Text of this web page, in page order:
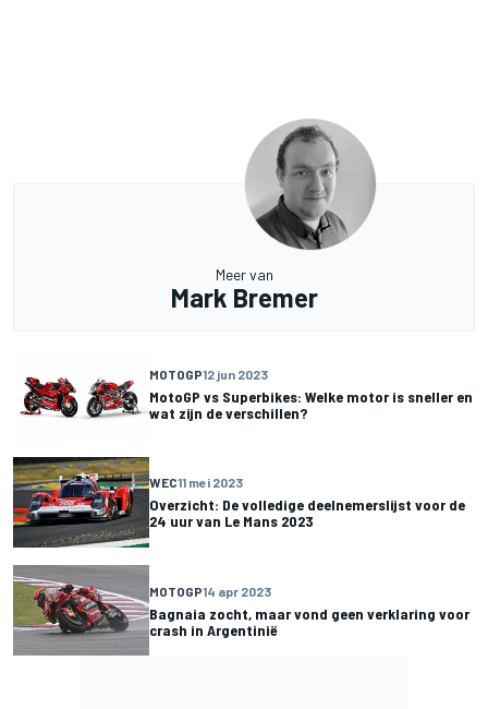
Meer van
Mark Bremer
MOTOGP12 jun 2023
MotoGP vs Superbikes: Welke motor is sneller en
wat zijn de verschillen?
WEC11 mei 2023
Overzicht: De volledige deelnemerslijst voor de
24 uur van Le Mans 2023
MOTOGP14 apr 2023
Bagnaia zocht, maar vond geen verklaring voor
crash in Argentinië